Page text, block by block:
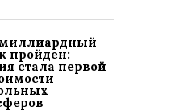
пройден:
стала первой